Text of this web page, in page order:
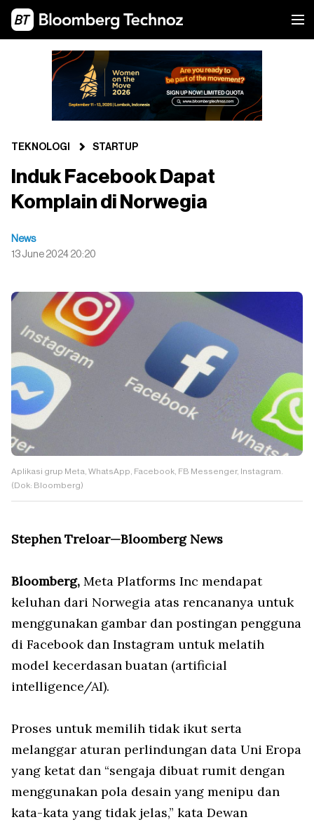
TEKNOLOGI STARTUP
Induk Facebook Dapat
Komplain di Norwegia
News
13 June 2024 20:20
Aplikasi grup Meta, WhatsApp, Facebook, FB Messenger, Instagram.
(Dok: Bloomberg)
Stephen Treloar—Bloomberg News
Bloomberg, Meta Platforms Inc mendapat
keluhan dari Norwegia atas rencananya untuk
menggunakan gambar dan postingan pengguna
di Facebook dan Instagram untuk melatih
model kecerdasan buatan (artificial
intelligence/AI).
Proses untuk memilih tidak ikut serta
melanggar aturan perlindungan data Uni Eropa
yang ketat dan “sengaja dibuat rumit dengan
menggunakan pola desain yang menipu dan
kata-kata yang tidak jelas,” kata Dewan